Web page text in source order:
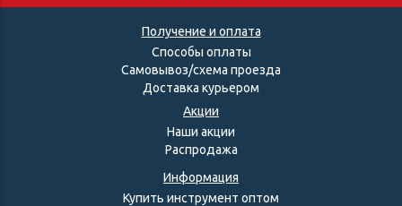
Получение и оплата
Способы оплаты
Самовывоз/схема проезда
Доставка курьером
Акции
Наши акции
Распродажа
Информация
Купить инструмент оптом